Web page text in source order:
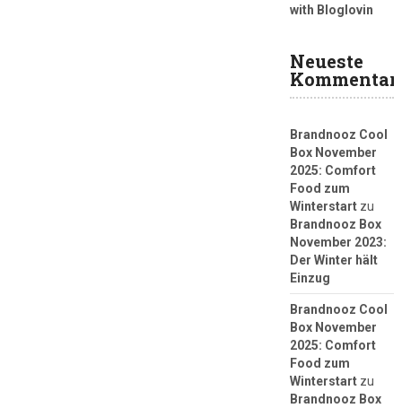
with Bloglovin
Neueste
Brandnooz Cool
Box November
2025: Comfort
Food zum
Winterstartzu
Brandnooz Box
November 2023:
Der Winter hält
Einzug
Brandnooz Cool
Box November
2025: Comfort
Food zum
Winterstartzu
Brandnooz Box